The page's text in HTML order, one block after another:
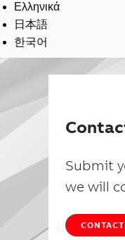
Ελληνικά
日本語
한국어
Submit
we will